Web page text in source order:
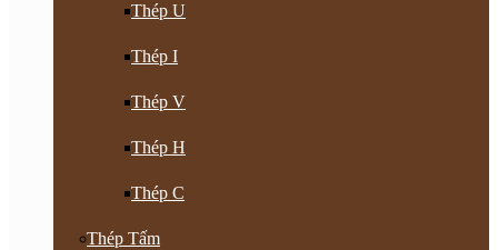
Thép U
Thép I
Thép V
Thép H
Thép C
Thép Tấm